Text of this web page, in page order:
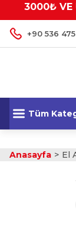
3000₺ VE
+90 536
Tüm
Anasayfa El